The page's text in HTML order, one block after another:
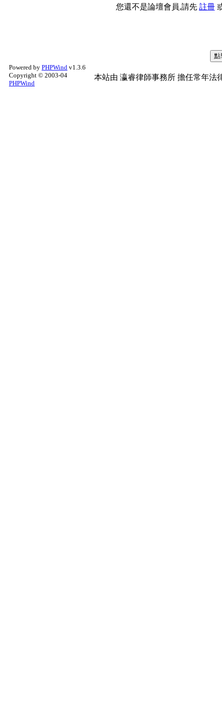
您還不是論壇會員,請先 註冊
Powered by PHPWind v1.3.6
Copyright © 2003-04
PHPWind
本站由 瀛睿律師事務所 擔任常年法